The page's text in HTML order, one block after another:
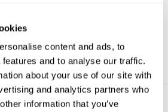
content and ads, to
and to analyse our traffic.
about your use of our site with
and analytics partners who
information that you’ve